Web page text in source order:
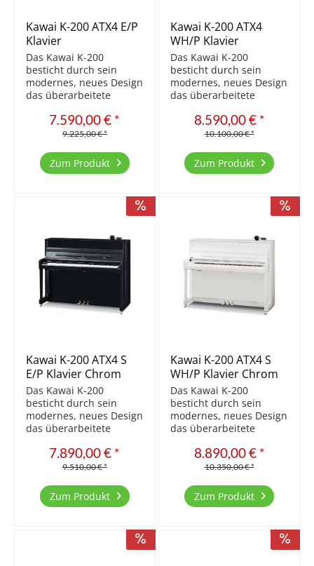
Kawai K-200 ATX4 E/P
Klavier
Das Kawai K-200
besticht durch sein
modernes, neues Design
das überarbeitete
beim ersten Akkord. Die
Millennium III Mechanik
reagiert auf jede
Nuance des Anschlages.
7.590,00 € *
9.225,00 € *
Zum Produkt
Kawai K-200 ATX4
WH/P Klavier
Das Kawai K-200
besticht durch sein
modernes, neues Design
das überarbeitete
beim ersten Akkord. Die
Millennium III Mechanik
reagiert auf jede
Nuance des Anschlages.
8.590,00 € *
10.100,00 € *
Zum Produkt
Kawai K-200 ATX4 S
E/P Klavier Chrom
Ausstattung
Das Kawai K-200
besticht durch sein
modernes, neues Design
das überarbeitete
beim ersten Akkord. Die
Millennium III Mechanik
reagiert auf jede
Nuance des Anschlages.
7.890,00 € *
9.510,00 € *
Zum Produkt
Kawai K-200 ATX4 S
WH/P Klavier Chrom
Ausstattung
Das Kawai K-200
besticht durch sein
modernes, neues Design
das überarbeitete
beim ersten Akkord. Die
Millennium III Mechanik
reagiert auf jede
Nuance des Anschlages.
8.890,00 € *
10.350,00 € *
Zum Produkt